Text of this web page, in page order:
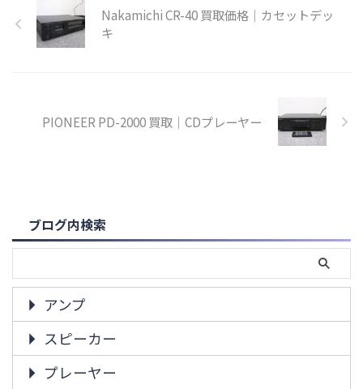
Nakamichi CR-40 買取価格｜カセットデッ
キ
PIONEER PD-2000 買取｜CDプレーヤー
ブログ内検索
アンプ
スピーカー
プレーヤー